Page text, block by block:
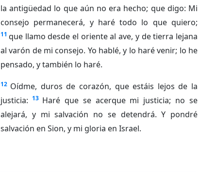
la antigüedad lo que aún no era hecho; que digo: Mi
consejo permanecerá, y haré todo lo que quiero;
11 que llamo desde el oriente al ave, y de tierra lejana
al varón de mi consejo. Yo hablé, y lo haré venir; lo he
pensado, y también lo haré.
12 Oídme, duros de corazón, que estáis lejos de la
justicia: 13 Haré que se acerque mi justicia; no se
alejará, y mi salvación no se detendrá. Y pondré
salvación en Sion, y mi gloria en Israel.